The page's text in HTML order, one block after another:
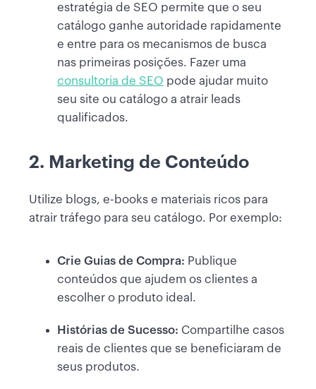
estratégia de SEO permite que o seu
catálogo ganhe autoridade rapidamente
e entre para os mecanismos de busca
nas primeiras posições. Fazer uma
consultoria de SEO pode ajudar muito
seu site ou catálogo a atrair leads
qualificados.
2. Marketing de Conteúdo
Utilize blogs, e-books e materiais ricos para
atrair tráfego para seu catálogo. Por exemplo:
Crie Guias de Compra: Publique
conteúdos que ajudem os clientes a
escolher o produto ideal.
Histórias de Sucesso: Compartilhe casos
reais de clientes que se beneficiaram de
seus produtos.